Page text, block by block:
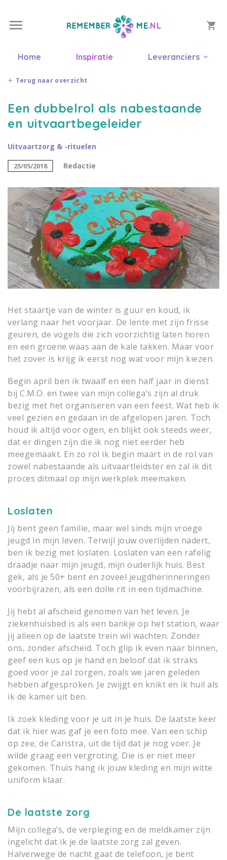
Home Inspiratie Leveranciers
Terug naar overzicht
Een dubbelrol als nabestaande
en uitvaartbegeleider
Uitvaartzorg & -rituelen
25/05/2018 Redactie
Het staartje van de winter is guur en koud, ik
verlang naar het voorjaar. De lente met zijn frisse
geuren, de vogels die zich voorzichtig laten horen
en een groene waas aan de kale takken. Maar voor
het zover is krijg ik eerst nog wat voor mijn kiezen.
Begin april ben ik twaalf en een half jaar in dienst
bij C.M.O. en twee van mijn collega’s zijn al druk
bezig met het organiseren van een feest. Wat heb ik
veel gezien en gedaan in de afgelopen jaren. Toch
houd ik altijd voor ogen, en blijkt ook steeds weer,
dat er dingen zijn die ik nog niet eerder heb
meegemaakt. En zo rol ik begin maart in de rol van
zowel nabestaande als uitvaartleidster en zal ik dit
proces ditmaal op mijn werkplek meemaken.
Loslaten
Jij bent geen familie, maar wel sinds mijn vroege
jeugd in mijn leven. Terwijl jouw overlijden nadert,
ben ik bezig met loslaten. Loslaten van een rafelig
draadje naar mijn jeugd, mijn ouderlijk huis. Best
gek, als je 50+ bent en zoveel jeugdherinneringen
voorbijrazen, als een dolle rit in een tijdmachine.
Jij hebt al afscheid genomen van het leven. Je
ziekenhuisbed is als een bankje op het station, waar
jij alleen op de laatste trein wil wachten. Zonder
ons, zonder afscheid. Toch glip ik even naar binnen,
geef een kus op je hand en beloof dat ik straks
goed voor je zal zorgen, zoals we jaren geleden
hebben afgesproken. Je zwijgt en knikt en ik huil als
ik de kamer uit ben.
Ik zoek kleding voor je uit in je huis. De laatste keer
dat ik hier was gaf je een foto mee. Van een schip
op zee, de Caristra, uit de tijd dat je nog voer. Je
wilde graag een vergroting. Die is er niet meer
gekomen. Thuis hang ik jouw kleding en mijn witte
uniform klaar.
De laatste zorg
Mijn collega’s, de verpleging en de meldkamer zijn
ingelicht dat ik je de laatste zorg zal geven.
Halverwege de nacht gaat de telefoon, je bent